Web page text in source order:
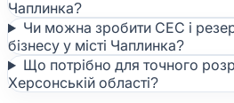
Чаплинка?
Чи можна зробити СЕС і
бізнесу у місті Чаплинка?
Що потрібно для точного
Херсонській області?